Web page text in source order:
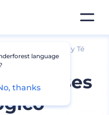
de Bolsa de Café y Té
Envases
language
thanks